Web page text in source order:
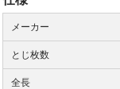
メーカー
とじ枚数
全長